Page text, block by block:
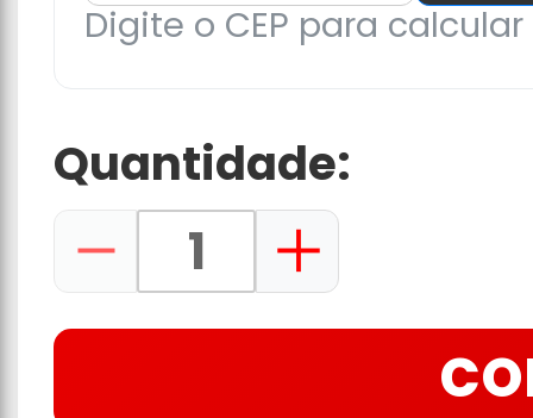
Digite o CEP para
Quantidade: